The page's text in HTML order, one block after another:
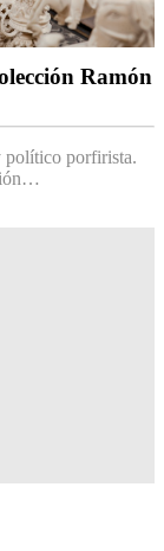
Ramón
político porfirista.